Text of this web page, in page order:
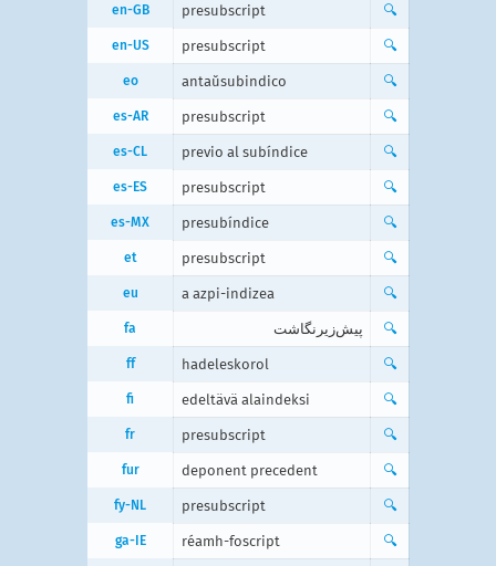
en-GB presubscript 🔍
en-US presubscript 🔍
eo antaŭsubindico 🔍
es-AR presubscript 🔍
es-CL previo al subíndice 🔍
es-ES presubscript 🔍
es-MX presubíndice 🔍
et presubscript 🔍
eu a azpi-indizea 🔍
fa پیش‌زیرنگاشت 🔍
ff hadeleskorol 🔍
fi edeltävä alaindeksi 🔍
fr presubscript 🔍
fur deponent precedent 🔍
fy-NL presubscript 🔍
ga-IE réamh-foscript 🔍